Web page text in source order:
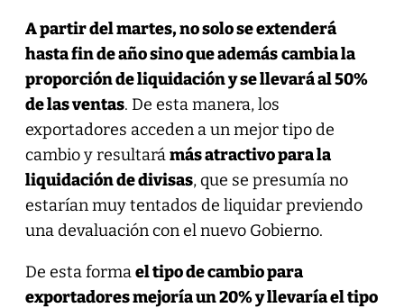
A partir del martes, no solo se extenderá
hasta fin de año sino que además cambia la
proporción de liquidación y se llevará al 50%
de las ventas. De esta manera, los
exportadores acceden a un mejor tipo de
cambio y resultarámás atractivo para la
liquidación de divisas, que se presumía no
estarían muy tentados de liquidar previendo
una devaluación con el nuevo Gobierno.
De esta formael tipo de cambio para
exportadores mejoría un 20% y llevaría el tipo